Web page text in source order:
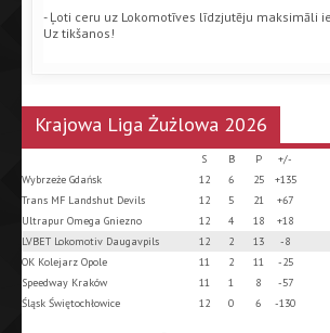
- Ļoti ceru uz Lokomotīves līdzjutēju maksimāli
Uz tikšanos!
Krajowa Liga Żużlowa 2026
S B P
+/-
Wybrzeże Gdańsk
12 6 25
+135
Trans MF Landshut Devils
12 5 21
+67
Ultrapur Omega Gniezno
12 4 18
+18
LVBET Lokomotiv Daugavpils
12 2 13
-8
OK Kolejarz Opole
11 2 11
-25
Speedway Kraków
11 1 8
-57
Śląsk Świętochłowice
12 0 6 -130